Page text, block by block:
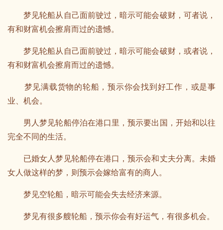
梦见轮船从自己面前驶过，暗示可能会破财，可者说，
有和财富机会擦肩而过的遗憾。
梦见轮船从自己面前驶过，暗示可能会破财，或者说，
有和财富机会擦肩而过的遗憾。
梦见满载货物的轮船，预示你会找到好工作，或是事
业、机会。
男人梦见轮船停泊在港口里，预示要出国，开始和以往
完全不同的生活。
已婚女人梦见轮船停在港口，预示会和丈夫分离。未婚
女人做这样的梦，则预示会嫁给富有的商人。
梦见空轮船，暗示可能会失去经济来源。
梦见有很多艘轮船，预示你会有好运气，有很多机会。